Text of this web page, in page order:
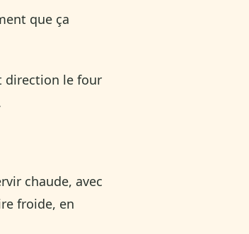
que ça
direction le four
chaude, avec
froide, en